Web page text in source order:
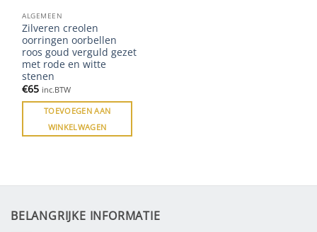
ALGEMEEN
Zilveren creolen
oorringen oorbellen
roos goud verguld gezet
met rode en witte
stenen
€65 inc.BTW
TOEVOEGEN AAN
WINKELWAGEN
BELANGRIJKE INFORMATIE